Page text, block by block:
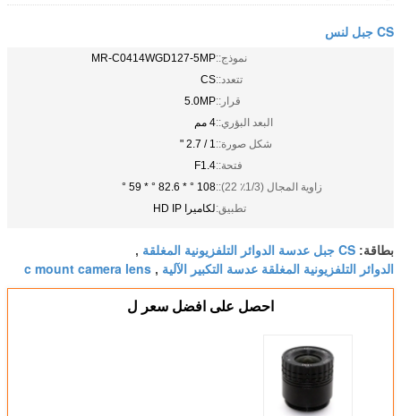
CS جبل لنس
نموذج::MR-C0414WGD127-5MP
تتعدد::CS
قرار::5.0MP
البعد البؤري::4 مم
شكل صورة::1 / 2.7 "
فتحة::F1.4
زاوية المجال (1/3٪ 22)::
108 ° * 82.6 ° * 59 °
تطبيق:لكاميرا HD IP
بطاقة: CS جبل عدسة الدوائر التلفزيونية المغلقة ,
الدوائر التلفزيونية المغلقة عدسة التكبير الآلية ,
c mount camera lens
احصل على افضل سعر ل